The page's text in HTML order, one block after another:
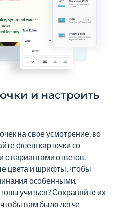
и настроить
на свое усмотрение. во
флеш карточки со
вариантами ответов.
цвета и шрифты, чтобы
особенными.
учиться? Сохраняйте их
вам было легче